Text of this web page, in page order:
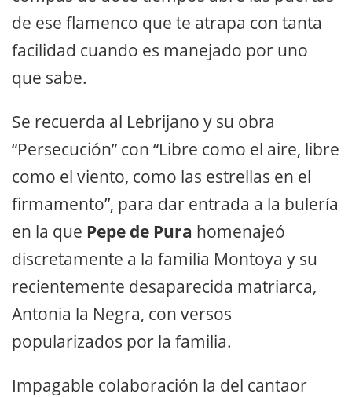
de ese flamenco que te atrapa con tanta
facilidad cuando es manejado por uno
que sabe.
Se recuerda al Lebrijano y su obra
“Persecución” con “Libre como el aire, libre
como el viento, como las estrellas en el
firmamento”, para dar entrada a la bulería
en la que Pepe de Pura homenajeó
discretamente a la familia Montoya y su
recientemente desaparecida matriarca,
Antonia la Negra, con versos
popularizados por la familia.
Impagable colaboración la del cantaor